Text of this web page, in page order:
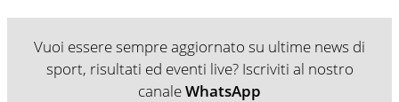
Vuoi essere sempre aggiornato su ultime news di
sport, risultati ed eventi live? Iscriviti al nostro
canaleWhatsApp